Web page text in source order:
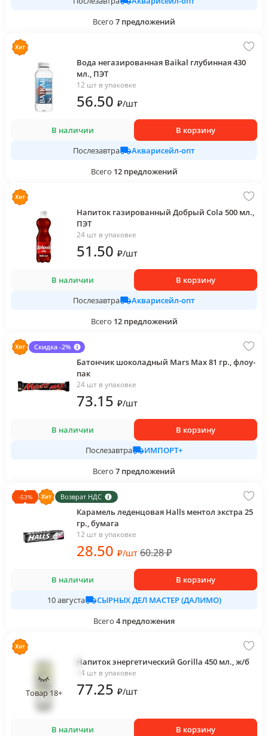
Всего 7 предложений
Вода негазированная Baikal глубинная 430
мл., ПЭТ
12 шт в упаковке
56.50 ₽/шт
В наличии
В корзину
Послезавтра
Акварисейл-опт
Всего 12 предложений
Напиток газированный Добрый Cola 500 мл.,
ПЭТ
24 шт в упаковке
51.50 ₽/шт
В наличии
В корзину
Послезавтра
Акварисейл-опт
Всего 12 предложений
Скидка -2%
Батончик шоколадный Mars Max 81 гр., флоу-
пак
24 шт в упаковке
73.15 ₽/шт
В наличии
В корзину
Послезавтра
ИМПОРТ+
Всего 7 предложений
-53% Возврат НДС
Карамель леденцовая Halls ментол экстра 25
гр., бумага
12 шт в упаковке
28.50 ₽/шт 60.28₽
В наличии
В корзину
10 августа
СЫРНЫХ ДЕЛ МАСТЕР (ДАЛИМО)
Всего 4 предложения
Товар 18+
Напиток энергетический Gorilla 450 мл., ж/б
24 шт в упаковке
77.25 ₽/шт
В наличии В корзину